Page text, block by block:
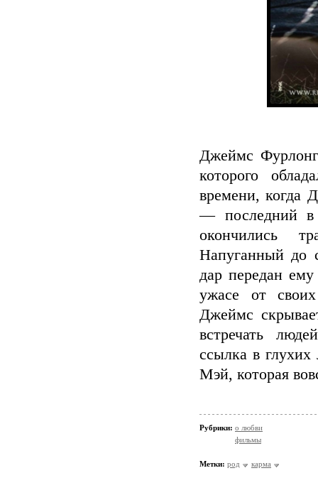
Джеймс
которого
времени, когда
— последний в
окончились
Напуганный до
дар передан ему
ужасе от
Джеймс
встречать
ссылка в глухих
Мэй, которая
Рубрики: о любви
фильмы
Метки: род карма